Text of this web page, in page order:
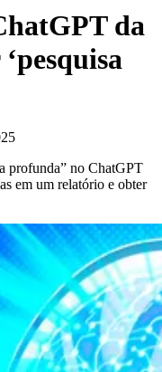
da
profunda” no ChatGPT
em um relatório e obter